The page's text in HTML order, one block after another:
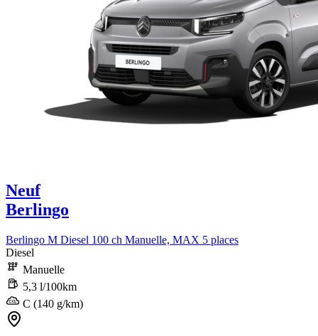
Neuf
Berlingo
Berlingo M Diesel 100 ch Manuelle, MAX 5 places
Diesel
Manuelle
5,3 l/100km
C (140 g/km)